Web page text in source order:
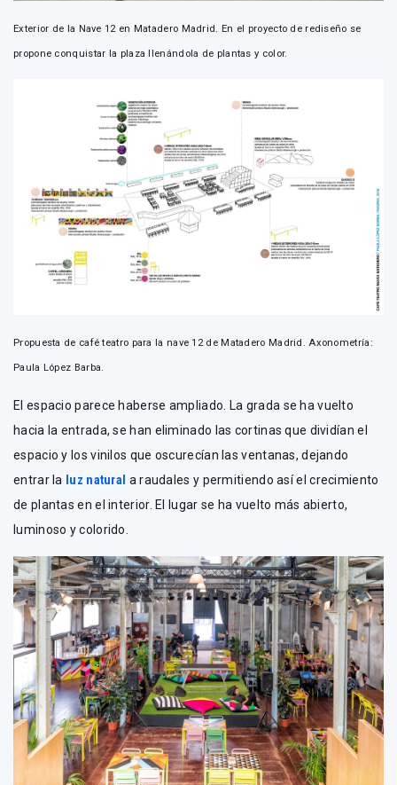
Exterior de la Nave 12 en Matadero Madrid. En el proyecto de rediseño se
propone conquistar la plaza llenándola de plantas y color.
Propuesta de café teatro para la nave 12 de Matadero Madrid. Axonometría:
Paula López Barba.
El espacio parece haberse ampliado. La grada se ha vuelto
hacia la entrada, se han eliminado las cortinas que dividían el
espacio y los vinilos que oscurecían las ventanas, dejando
entrar la
luz natural a raudales y permitiendo así el crecimiento
de plantas en el interior. El lugar se ha vuelto más abierto,
luminoso y colorido.